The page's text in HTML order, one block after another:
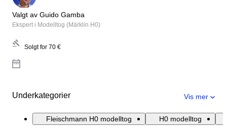
Valgt av Guido Gamba
Ekspert i Modelltog (Märklin H0)
Solgt for 70 €
Underkategorier Vis mer
Fleischmann H0 modelltog H0 modelltog